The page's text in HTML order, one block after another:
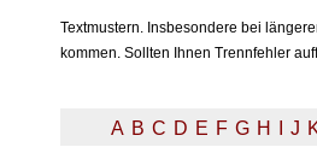
Textmustern. Insbesondere bei
kommen. Sollten Ihnen Trennfehler
A B C D E F G H J